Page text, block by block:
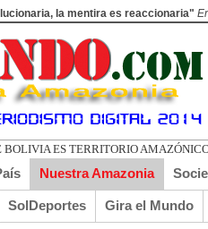
la mentira es reaccionaria"
Nuestra Amazonia
SolDeportes Gira el Mundo